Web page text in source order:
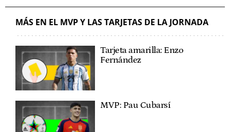
MÁS EN EL MVP Y LAS TARJETAS DE LA JORNADA
Tarjeta amarilla: Enzo
Fernández
MVP: Pau Cubarsí